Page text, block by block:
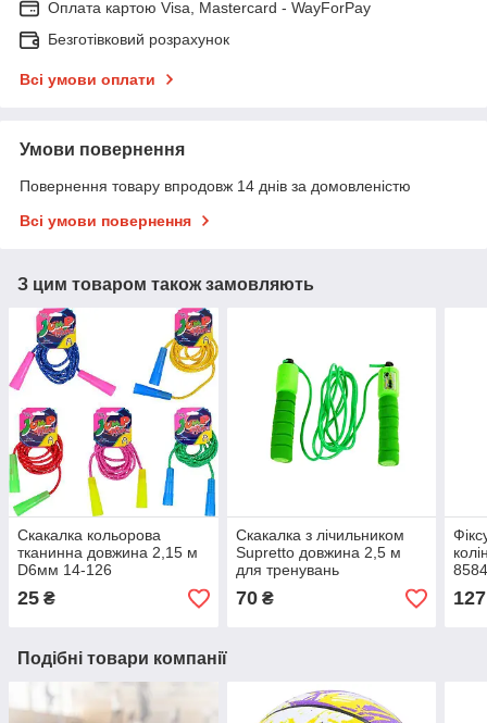
Оплата картою Visa, Mastercard - WayForPay
Безготівковий розрахунок
Всі умови оплати
Умови повернення
Повернення товару впродовж 14 днів за домовленістю
Всі умови повернення
З цим товаром також замовляють
Скакалка кольорова
тканинна довжина 2,15 м
D6мм 14-126
25 ₴
Скакалка з лічильником
Supretto довжина 2,5 м
для тренувань
70₴ 127
Подібні товари компанії